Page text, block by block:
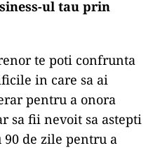
ul tau prin
te poti confrunta
in care sa ai
pentru a onora
sa fii nevoit sa astepti
90 de zile pentru a